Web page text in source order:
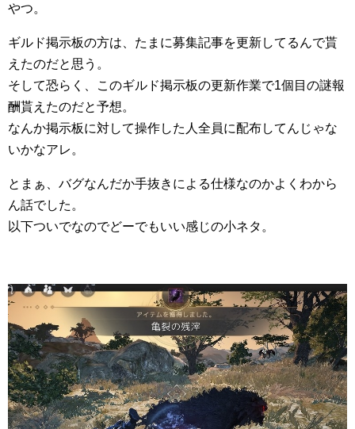
やつ。
ギルド掲示板の方は、たまに募集記事を更新してるんで貰
えたのだと思う。
そして恐らく、このギルド掲示板の更新作業で1個目の謎報
酬貰えたのだと予想。
なんか掲示板に対して操作した人全員に配布してんじゃな
いかなアレ。
とまぁ、バグなんだか手抜きによる仕様なのかよくわから
ん話でした。
以下ついでなのでどーでもいい感じの小ネタ。